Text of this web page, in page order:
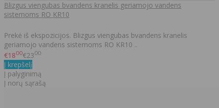
Blizgus viengubas bvandens kranelis geriamojo vandens
sistemoms RO KR10
Prekė iš ekspozicijos. Blizgus viengubas bvandens kranelis
geriamojo vandens sistemoms RO KR10 ..
€1800€2300
Į krepšelį
Į palyginimą
Į norų sąrašą